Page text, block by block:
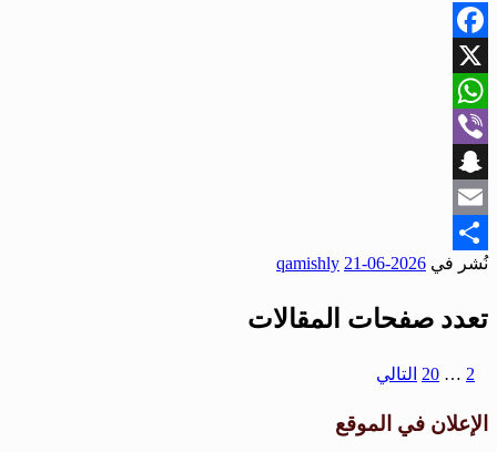
Facebook
X
WhatsApp
Viber
Snapchat
Email
Share
نُشر في 2026-06-21
qamishly
تعدد صفحات المقالات
2
…
20 التالي
الإعلان في الموقع